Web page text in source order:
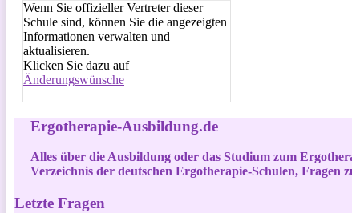
Wenn Sie offizieller Vertreter dieser
Schule sind, können Sie die angezeigten
Informationen verwalten und
aktualisieren.
Klicken Sie dazu auf
Änderungswünsche
Ergotherapie-Ausbildung.de
Alles über die Ausbildung oder das Studium zum
Verzeichnis der deutschen Ergotherapie-Schulen,
Letzte Fragen